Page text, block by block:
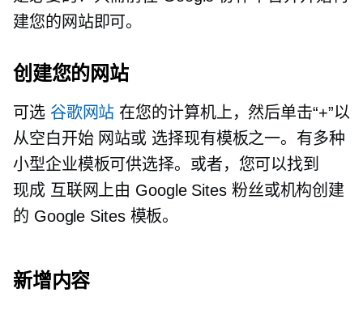
建您的网站即可。
创建您的网站
可选 谷歌网站 在您的计算机上，然后单击“+”以
从空白开始 网站或 选择现有模板之一。有多种
小型企业模板可供选择。或者，您可以找到
现成互联网上由 Google Sites 粉丝或机构创建
的 Google Sites 模板。
新增内容